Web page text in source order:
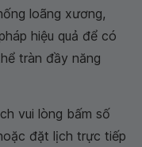
loãng xương,
hiệu quả để có
tràn đầy năng
vui lòng bấm số
đặt lịch trực tiếp